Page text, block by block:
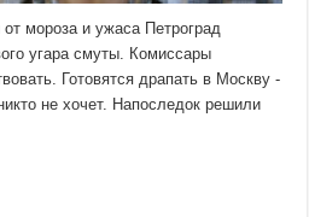
мороза и ужаса Петроград
угара смуты. Комиссары
Готовятся драпать в Москву -
не хочет. Напоследок решили